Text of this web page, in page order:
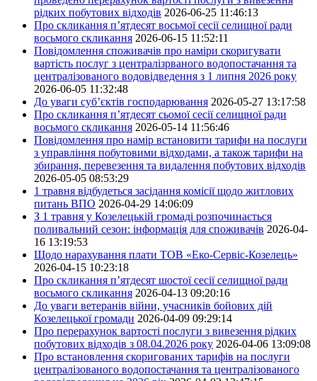
рідких побутових відходів 2026-06-25 11:46:13
Про скликання п’ятдесят восьмої сесії селищної ради
восьмого скликання 2026-06-15 11:52:11
Повідомлення споживачів про наміри скоригувати
вартість послуг з централізрваного водопостачання та
централізованого водовідведення з 1 липня 2026 року
2026-06-05 11:32:48
До уваги суб’єктів господарювання 2026-05-27 13:17:58
Про скликання п’ятдесят сьомої сесії селищної ради
восьмого скликання 2026-05-14 11:56:46
Повідомлення про намір встановити тарифи на послуги
з управління побутовими відходами, а також тарифи на
збирання, перевезення та видалення побутових відходів
2026-05-05 08:53:29
1 травня відбудеться засідання комісії щодо житлових
питань ВПО 2026-04-29 14:06:09
З 1 травня у Козелецькій громаді розпочинається
поливальний сезон: інформація для споживачів 2026-04-
16 13:19:53
Щодо нарахування плати ТОВ «Еко-Сервіс-Козелець»
2026-04-15 10:23:18
Про скликання п’ятдесят шостої сесії селищної ради
восьмого скликання 2026-04-13 09:20:16
До уваги ветеранів війни, учасників бойових дій
Козелецької громади 2026-04-09 09:29:14
Про перерахунок вартості послуги з вивезення рідких
побутових відходів з 08.04.2026 року 2026-04-06 13:09:08
Про встановлення скоригованих тарифів на послуги
централізованого водопостачання та централізованого